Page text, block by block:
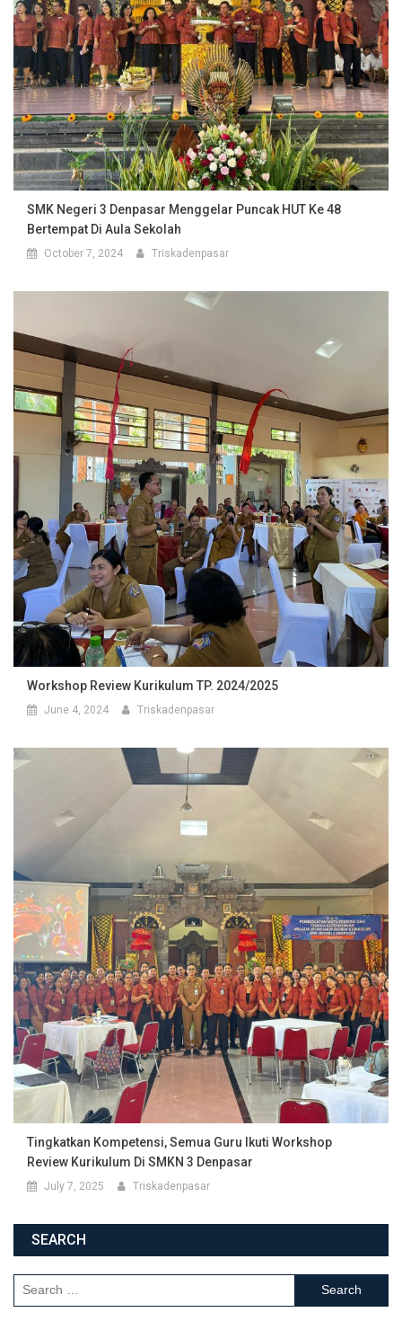
SMK Negeri 3 Denpasar Menggelar Puncak HUT Ke 48
Bertempat Di Aula Sekolah
October 7, 2024 Triskadenpasar
Workshop Review Kurikulum TP. 2024/2025
June 4, 2024 Triskadenpasar
Tingkatkan Kompetensi, Semua Guru Ikuti Workshop
Review Kurikulum Di SMKN 3 Denpasar
July 7, 2025 Triskadenpasar
SEARCH
Search for: